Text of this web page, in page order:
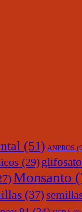
(51) ANPROS
(29) glifosato
Monsanto
(37)